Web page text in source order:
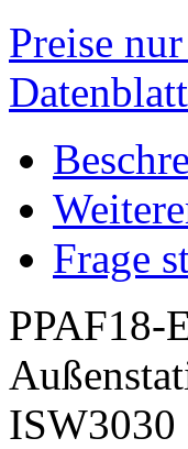
Preise
Frage
PPAF18-
ISW3030